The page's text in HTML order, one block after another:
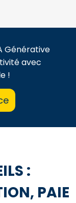
Générative
avec
!
:
PAIE